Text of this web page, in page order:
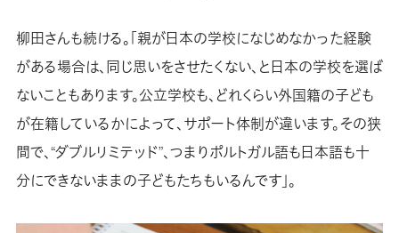
柳田さんも続ける。「親が日本の学校になじめなかった経験
がある場合は、同じ思いをさせたくない、と日本の学校を選ば
ないこともあります。公立学校も、どれくらい外国籍の子ども
が在籍しているかによって、サポート体制が違います。その狭
間で、“ダブルリミテッド”、つまりポルトガル語も日本語も十
分にできないままの子どもたちもいるんです」。